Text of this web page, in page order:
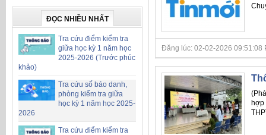
ĐỌC NHIỀU NHẤT
Tra cứu điểm kiểm tra
giữa học kỳ 1 năm học
2025-2026 (Trước phúc
khảo)
Tra cứu số báo danh,
phòng kiểm tra giữa
học kỳ 1 năm học 2025-
2026
Tra cứu điểm kiểm tra
Đăng lúc: 02-02-2026 09:51:08
hợp